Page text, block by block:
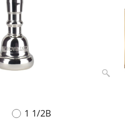
1 1/2B